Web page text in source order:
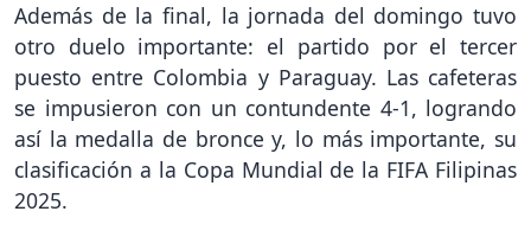
Además de la final, la jornada del domingo tuvo
otro duelo importante: el partido por el tercer
puesto entre Colombia y Paraguay. Las cafeteras
se impusieron con un contundente 4-1, logrando
así la medalla de bronce y, lo más importante, su
clasificación a la Copa Mundial de la FIFA Filipinas
2025.